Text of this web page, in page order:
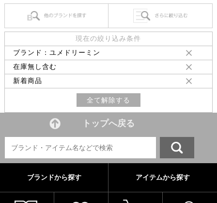
現在の絞り込み条件
ブランド：ユメドリーミン
在庫無し含む
新着商品
全て解除する
トップへ戻る
ブランドから探す アイテムから探す